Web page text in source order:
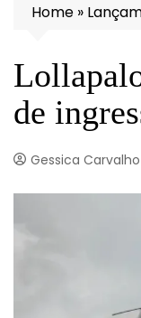
Home »
de
Gessica Carvalho